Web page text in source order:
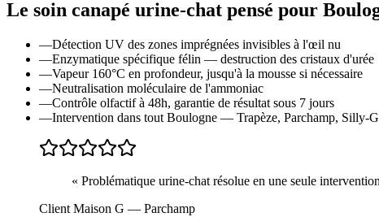
Le soin canapé urine-chat pensé pour
—Détection UV des zones imprégnées invisibles à l'œil nu
—Enzymatique spécifique félin — destruction des cristaux d'urée
—Vapeur 160°C en profondeur, jusqu'à la mousse si nécessaire
—Neutralisation moléculaire de l'ammoniac
—Contrôle olfactif à 48h, garantie de résultat sous 7 jours
—Intervention dans tout Boulogne — Trapèze, Parchamp, Silly-
« Problématique urine-chat résolue en une seule
Client Maison G — Parchamp